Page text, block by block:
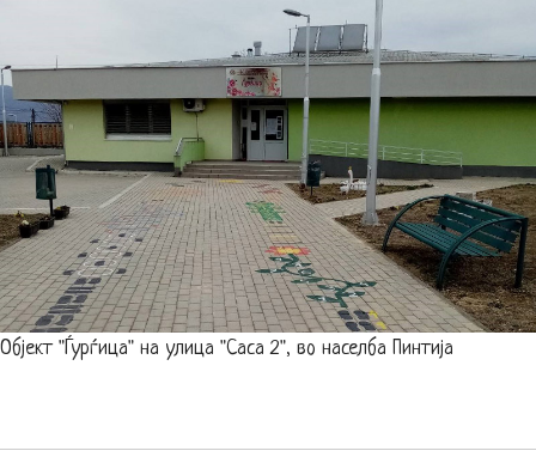
Објект "Ѓурѓица" на улица "Саса 2", во населба Пинтија